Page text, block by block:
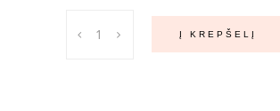
darbo
Į KREPŠELĮ